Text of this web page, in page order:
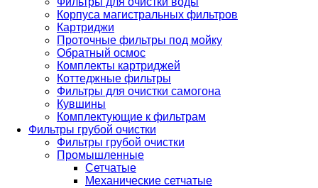
Корпуса магистральных фильтров
Картриджи
Проточные фильтры под мойку
Обратный осмос
Комплекты картриджей
Коттеджные фильтры
Фильтры для очистки самогона
Кувшины
Комплектующие к фильтрам
Фильтры грубой очистки
Фильтры грубой очистки
Промышленные
Сетчатые
Механические сетчатые